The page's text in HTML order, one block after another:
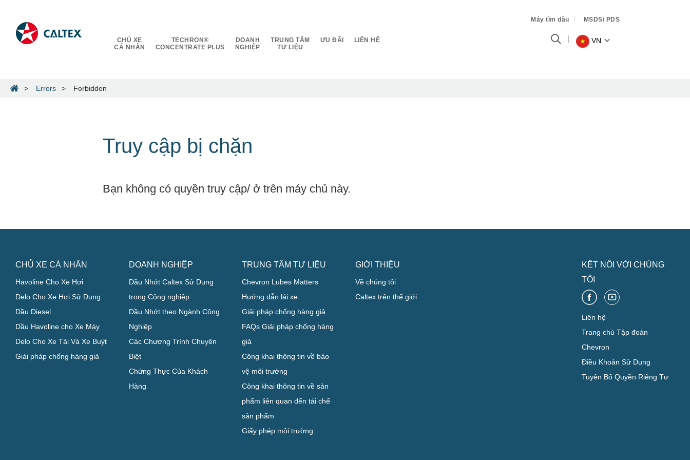
Máy tìm dầu MSDS/ PDS
CHỦ XE
CÁ NHÂN
TECHRON®
CONCENTRATE PLUS
DOANH
NGHIỆP
TRUNG TÂM
TƯ LIỆU
ƯU ĐÃI LIÊN HỆ VN
Errors Forbidden
Truy cập bị chặn
Bạn không có quyền truy cập/ ở trên máy chủ này.
CHỦ XE CÁ NHÂN
Havoline Cho Xe Hơi
Delo Cho Xe Hơi Sử Dụng
Dầu Diesel
Dầu Havoline cho Xe Máy
Delo Cho Xe Tải Và Xe Buýt
Giải pháp chống hàng giả
DOANH NGHIỆP
Dầu Nhớt Caltex Sử Dụng
trong Công nghiệp
Dầu Nhớt theo Ngành Công
Nghiệp
Các Chương Trình Chuyên
Biệt
Chứng Thực Của Khách
Hàng
TRUNG TÂM TƯ LIỆU
Chevron Lubes Matters
Hướng dẫn lái xe
Giải pháp chống hàng giả
FAQs Giải pháp chống hàng
giả
Công khai thông tin về bảo
vệ môi trường
Công khai thông tin về sản
phẩm liên quan đến tái chế
sản phẩm
Giấy phép môi trường
GIỚI THIỆU
Về chúng tôi
Caltex trên thế giới
KẾT NỐI VỚI CHÚNG
TÔI
Liên hệ
Trang chủ Tập đoàn
Chevron
Điều Khoản Sử Dụng
Tuyên Bố Quyền Riêng Tư